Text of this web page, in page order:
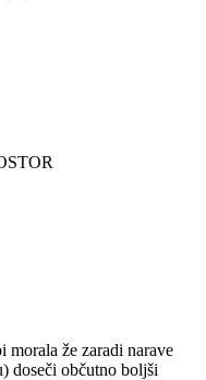
morala že zaradi narave
doseči občutno boljši